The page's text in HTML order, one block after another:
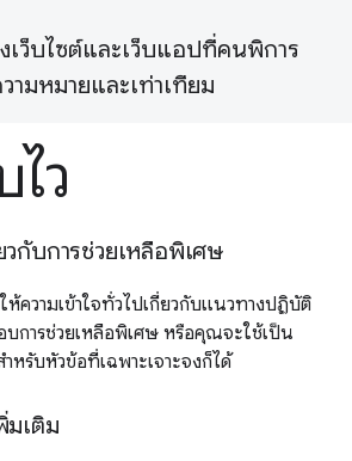
ว็บไซต์และเว็บแอปที่คนพิการ
ามหมายและเท่าเทียม
ว
กับการช่วยเหลือพิเศษ
ความเข้าใจทั่วไปเกี่ยวกับแนวทางปฏิบัติ
บการช่วยเหลือพิเศษ หรือคุณจะใช้เป็น
หรับหัวข้อที่เฉพาะเจาะจงก็ได้
มเติม